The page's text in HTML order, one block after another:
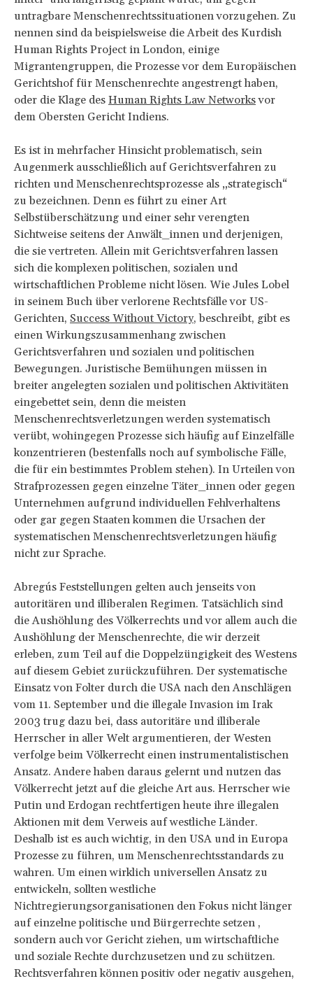
untragbare Menschenrechtssituationen vorzugehen. Zu
nennen sind da beispielsweise die Arbeit des Kurdish
Human Rights Project in London, einige
Migrantengruppen, die Prozesse vor dem Europäischen
Gerichtshof für Menschenrechte angestrengt haben,
oder die Klage des Human Rights Law Networksvor
dem Obersten Gericht Indiens.
Es ist in mehrfacher Hinsicht problematisch, sein
Augenmerk ausschließlich auf Gerichtsverfahren zu
richten und Menschenrechtsprozesse als „strategisch“
zu bezeichnen. Denn es führt zu einer Art
Selbstüberschätzung und einer sehr verengten
Sichtweise seitens der Anwält_innen und derjenigen,
die sie vertreten. Allein mit Gerichtsverfahren lassen
sich die komplexen politischen, sozialen und
wirtschaftlichen Probleme nicht lösen. Wie Jules Lobel
in seinem Buch über verlorene Rechtsfälle vor US-
Gerichten, Success Without Victory, beschreibt, gibt es
einen Wirkungszusammenhang zwischen
Gerichtsverfahren und sozialen und politischen
Bewegungen. Juristische Bemühungen müssen in
breiter angelegten sozialen und politischen Aktivitäten
eingebettet sein, denn die meisten
Menschenrechtsverletzungen werden systematisch
verübt, wohingegen Prozesse sich häufig auf Einzelfälle
konzentrieren (bestenfalls noch auf symbolische Fälle,
die für ein bestimmtes Problem stehen). In Urteilen von
Strafprozessen gegen einzelne Täter_innen oder gegen
Unternehmen aufgrund individuellen Fehlverhaltens
oder gar gegen Staaten kommen die Ursachen der
systematischen Menschenrechtsverletzungen häufig
nicht zur Sprache.
Abregús Feststellungen gelten auch jenseits von
autoritären und illiberalen Regimen. Tatsächlich sind
die Aushöhlung des Völkerrechts und vor allem auch die
Aushöhlung der Menschenrechte, die wir derzeit
erleben, zum Teil auf die Doppelzüngigkeit des Westens
auf diesem Gebiet zurückzuführen. Der systematische
Einsatz von Folter durch die USA nach den Anschlägen
vom 11. September und die illegale Invasion im Irak
2003 trug dazu bei, dass autoritäre und illiberale
Herrscher in aller Welt argumentieren, der Westen
verfolge beim Völkerrecht einen instrumentalistischen
Ansatz. Andere haben daraus gelernt und nutzen das
Völkerrecht jetzt auf die gleiche Art aus. Herrscher wie
Putin und Erdogan rechtfertigen heute ihre illegalen
Aktionen mit dem Verweis auf westliche Länder.
Deshalb ist es auch wichtig, in den USA und in Europa
Prozesse zu führen, um Menschenrechtsstandards zu
wahren. Um einen wirklich universellen Ansatz zu
entwickeln, sollten westliche
Nichtregierungsorganisationen den Fokus nicht länger
auf einzelne politische und Bürgerrechte setzen ,
sondern auch vor Gericht ziehen, um wirtschaftliche
und soziale Rechte durchzusetzen und zu schützen.
Rechtsverfahren können positiv oder negativ ausgehen,